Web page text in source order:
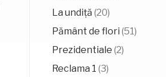
La undiță (20)
Pământ de flori (51)
Prezidentiale (2)
Reclama 1 (3)